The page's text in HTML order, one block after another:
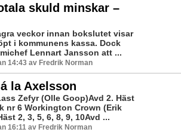
skuld minskar –
veckor innan bokslutet visar
i kommunens kassa. Dock
Lennart Jansson att ...
14:43 av Fredrik Norman
la Axelsson
Zefyr (Olle Goop)Avd 2. Häst
nr 6 Workington Crown (Erik
2, 3, 5, 6, 8, 9, 10Avd ...
16:11 av Fredrik Norman